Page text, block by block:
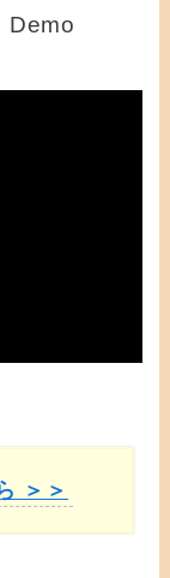
Demo
＞＞